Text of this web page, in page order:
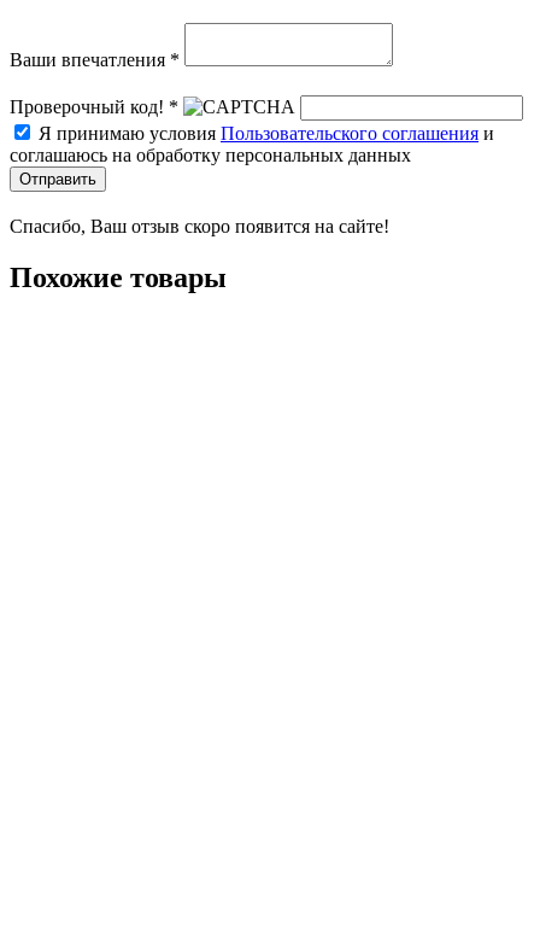
Ваши впечатления *
Проверочный код! *
Я принимаю условия Пользовательского соглашения и
соглашаюсь на обработку персональных данных
Отправить
Спасибо, Ваш отзыв скоро появится на сайте!
Похожие товары